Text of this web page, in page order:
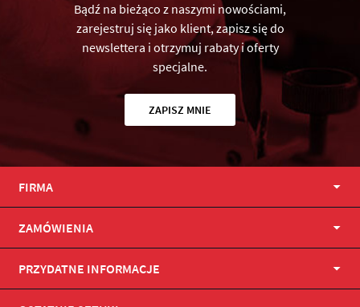
Bądź na bieżąco z naszymi nowościami,
zarejestruj się jako klient, zapisz się do
newslettera i otrzymuj rabaty i oferty
specjalne.
ZAPISZ MNIE
FIRMA
ZAMÓWIENIA
PRZYDATNE INFORMACJE